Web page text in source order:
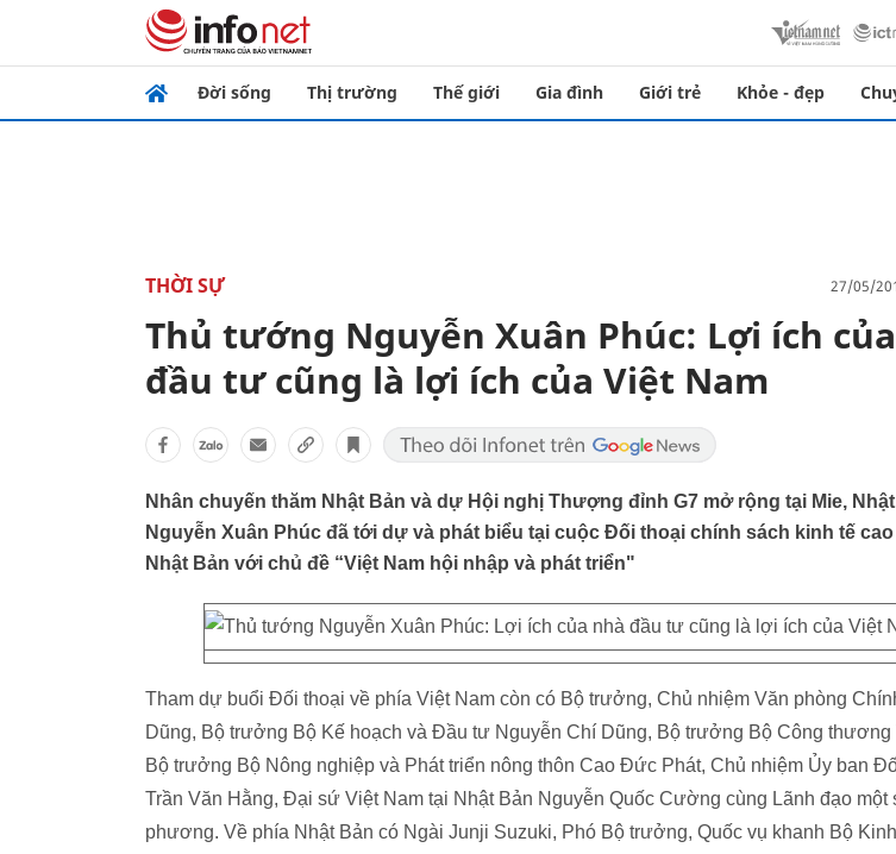
Đời sống Thị trường Thế giới Gia đình Giới trẻ Khỏe - đẹp
THỜI SỰ 27/05/
Thủ tướng Nguyễn Xuân Phúc: Lợi ích
đầu tư cũng là lợi ích của Việt Nam
Nhân chuyến thăm Nhật Bản và dự Hội nghị Thượng đỉnh G7 mở rộng tại Mie,
Nguyễn Xuân Phúc đã tới dự và phát biểu tại cuộc Đối thoại chính sách kinh tế cao
Nhật Bản với chủ đề “Việt Nam hội nhập và phát triển"
Tham dự buổi Đối thoại về phía Việt Nam còn có Bộ trưởng, Chủ nhiệm Văn phòng
Dũng, Bộ trưởng Bộ Kế hoạch và Đầu tư Nguyễn Chí Dũng, Bộ trưởng Bộ Công thương
Bộ trưởng Bộ Nông nghiệp và Phát triển nông thôn Cao Đức Phát, Chủ nhiệm Ủy ban
Trần Văn Hằng, Đại sứ Việt Nam tại Nhật Bản Nguyễn Quốc Cường cùng Lãnh đạo một
phương. Về phía Nhật Bản có Ngài Junji Suzuki, Phó Bộ trưởng, Quốc vụ khanh Bộ